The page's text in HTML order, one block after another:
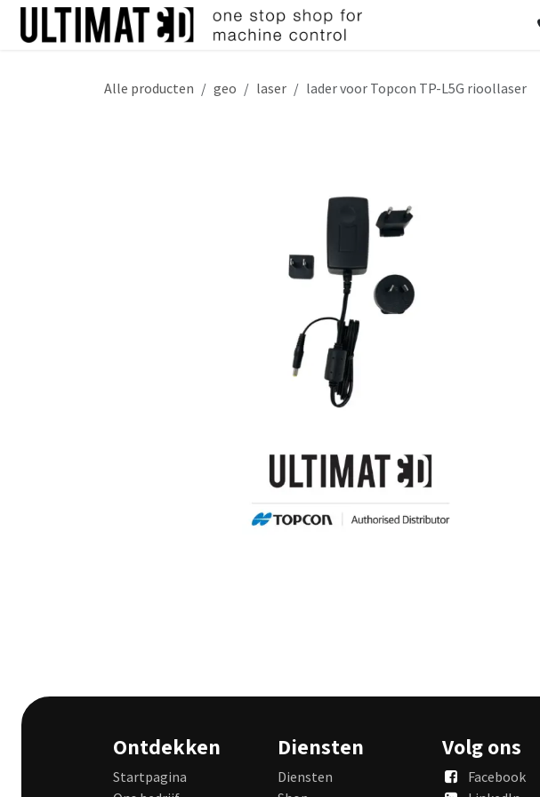
Overslaan naar inhoud
Over ons
Alle producten geo laser lader voor Topcon TP-L5G rioollaser
Ontdekken
Startpagina
Diensten
Diensten
Volg ons
Facebook